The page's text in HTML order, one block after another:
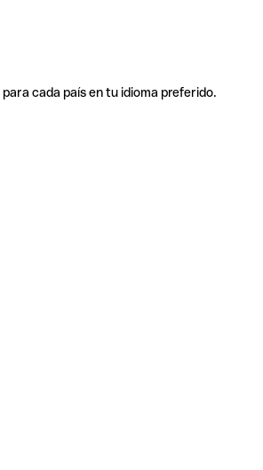
cada país en tu idioma preferido.